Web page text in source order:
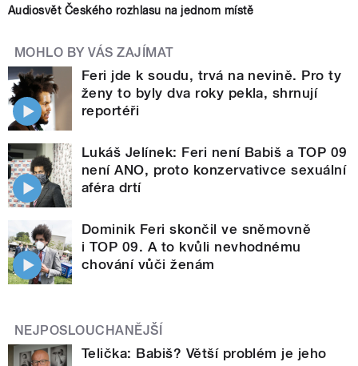
Audiosvět Českého rozhlasu na jednom místě
MOHLO BY VÁS ZAJÍMAT
Feri jde k soudu, trvá na nevině. Pro ty
ženy to byly dva roky pekla, shrnují
reportéři
Lukáš Jelínek: Feri není Babiš a TOP 09
není ANO, proto konzervativce sexuální
aféra drtí
Dominik Feri skončil ve sněmovně
i TOP 09. A to kvůli nevhodnému
chování vůči ženám
NEJPOSLOUCHANĚJŠÍ
Telička: Babiš? Větší problém je jeho